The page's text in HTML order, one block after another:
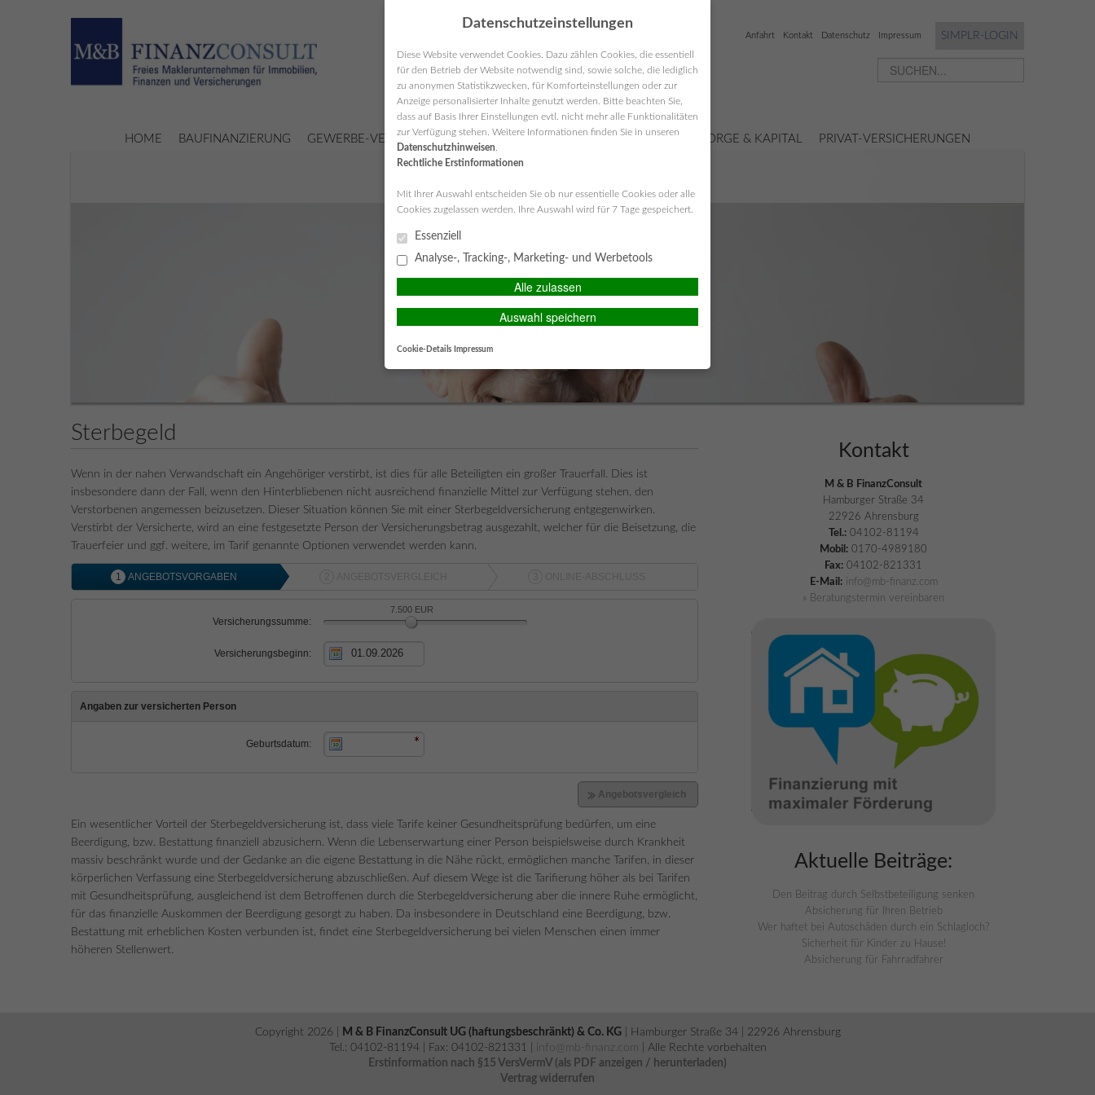
Anfahrt Kontakt Datenschutz Impressum SIMPLR-LOGIN
HOME BAUFINANZIERUNG GEWERBE-VERSICHERUNGEN KRANKENVERSICHERUNGEN VORSORGE & KAPITAL PRIVAT-VERSICHERUNGEN
Sterbegeld
Wenn in der nahen Verwandschaft ein Angehöriger verstirbt, ist dies für alle Beteiligten ein großer Trauerfall. Dies ist
insbesondere dann der Fall, wenn den Hinterbliebenen nicht ausreichend finanzielle Mittel zur Verfügung stehen, den
Verstorbenen angemessen beizusetzen. Dieser Situation können Sie mit einer Sterbegeldversicherung entgegenwirken.
Verstirbt der Versicherte, wird an eine festgesetzte Person der Versicherungsbetrag ausgezahlt, welcher für die Beisetzung, die
Trauerfeier und ggf. weitere, im Tarif genannte Optionen verwendet werden kann.
Ein wesentlicher Vorteil der Sterbegeldversicherung ist, dass viele Tarife keiner Gesundheitsprüfung bedürfen, um eine
Beerdigung, bzw. Bestattung finanziell abzusichern. Wenn die Lebenserwartung einer Person beispielsweise durch Krankheit
massiv beschränkt wurde und der Gedanke an die eigene Bestattung in die Nähe rückt, ermöglichen manche Tarifen, in dieser
körperlichen Verfassung eine Sterbegeldversicherung abzuschließen. Auf diesem Wege ist die Tarifierung höher als bei Tarifen
mit Gesundheitsprüfung, ausgleichend ist dem Betroffenen durch die Sterbegeldversicherung aber die innere Ruhe ermöglicht,
für das finanzielle Auskommen der Beerdigung gesorgt zu haben. Da insbesondere in Deutschland eine Beerdigung, bzw.
Bestattung mit erheblichen Kosten verbunden ist, findet eine Sterbegeldversicherung bei vielen Menschen einen immer
höheren Stellenwert.
Kontakt
M & B FinanzConsult
Hamburger Straße 34
22926 Ahrensburg
Tel.:04102-81194
Mobil: 0170-4989180
Fax: 04102-821331
E-Mail: info@mb-finanz.com
» Beratungstermin vereinbaren
Aktuelle Beiträge:
Den Beitrag durch Selbstbeteiligung senken
Absicherung für Ihren Betrieb
Wer haftet bei Autoschäden durch ein Schlagloch?
Sicherheit für Kinder zu Hause!
Absicherung für Fahrradfahrer
Copyright 2026 | M & B FinanzConsult UG (haftungsbeschränkt) & Co. KG| Hamburger Straße 34 | 22926 Ahrensburg
Tel.: 04102-81194 | Fax: 04102-821331 |
info@mb-finanz.com | Alle Rechte vorbehalten
Erstinformation nach §15 VersVermV (als PDF anzeigen / herunterladen)
Vertrag widerrufen
Datenschutzeinstellungen
Diese Website verwendet Cookies. Dazu zählen Cookies, die essentiell
für den Betrieb der Website notwendig sind, sowie solche, die lediglich
zu anonymen Statistikzwecken, für Komforteinstellungen oder zur
Anzeige personalisierter Inhalte genutzt werden. Bitte beachten Sie,
dass auf Basis Ihrer Einstellungen evtl. nicht mehr alle Funktionalitäten
zur Verfügung stehen. Weitere Informationen finden Sie in unseren
Datenschutzhinweisen
Rechtliche Erstinformationen
Mit Ihrer Auswahl entscheiden Sie ob nur essentielle Cookies oder alle
Cookies zugelassen werden. Ihre Auswahl wird für 7 Tage gespeichert.
Essenziell
Analyse-, Tracking-, Marketing- und Werbetools
Alle zulassen
Auswahl speichern
Cookie-Details Impressum